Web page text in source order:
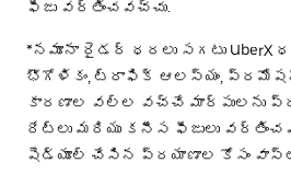
ఫీజు వర్తించవచ్చు.
*నమూనా రైడర్ ధరలు సగటు UberX
భౌగోళికం, ట్రాఫిక్ ఆలస్యం,
కారణాల వల్ల వచ్చే మార్పులను
రేట్లు మరియు కనీస ఫీజులు
షెడ్యూల్ చేసిన ప్రయాణాల కోసం